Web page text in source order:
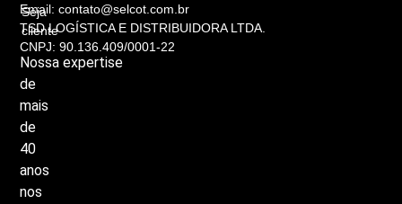
Nossaexpertise
de
mais
de
40
anos
nos
Seja
cliente
Email: contato@selcot.com.br
TSD LOGÍSTICA E DISTRIBUIDORA LTDA.
CNPJ: 90.136.409/0001-22